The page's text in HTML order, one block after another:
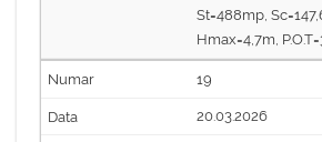
St=488mp,
Hmax=4,7m,
19
20.03.2026